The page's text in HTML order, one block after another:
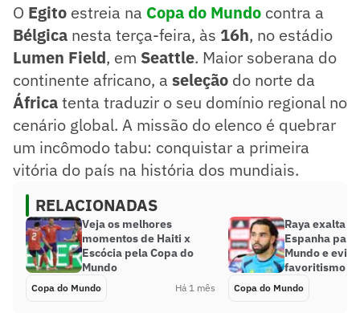
O Egito estreia na Copa do Mundo contra a
Bélgica nesta terça-feira, às 16h, no estádio
Lumen Field, em Seattle. Maior soberana do
continente africano, a seleção do norte da
Áfricatenta traduzir o seu domínio regional no
cenário global. A missão do elenco é quebrar
um incômodo tabu: conquistar a primeira
vitória do país na história dos mundiais.
RELACIONADAS
Veja os melhores
momentos de Haiti x
Escócia pela Copa do
Mundo
Copa do Mundo Há 1 mês
Raya exalta
Espanha para
Mundo e
favoritismo
Copa do Mundo